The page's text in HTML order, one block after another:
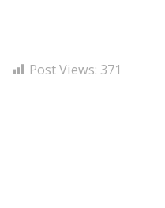
Post Views: 371